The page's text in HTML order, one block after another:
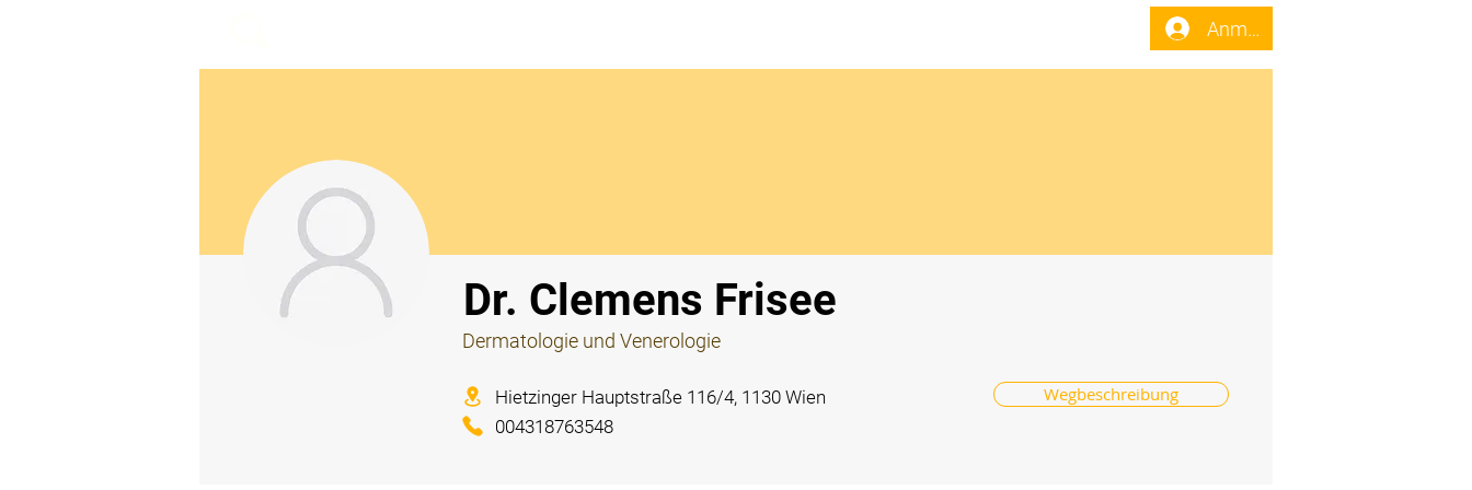
Anmelden
Dr. Clemens Frisee
Dermatologie und Venerologie
Wegbeschreibung
Hietzinger Hauptstraße 116/4, 1130 Wien
004318763548